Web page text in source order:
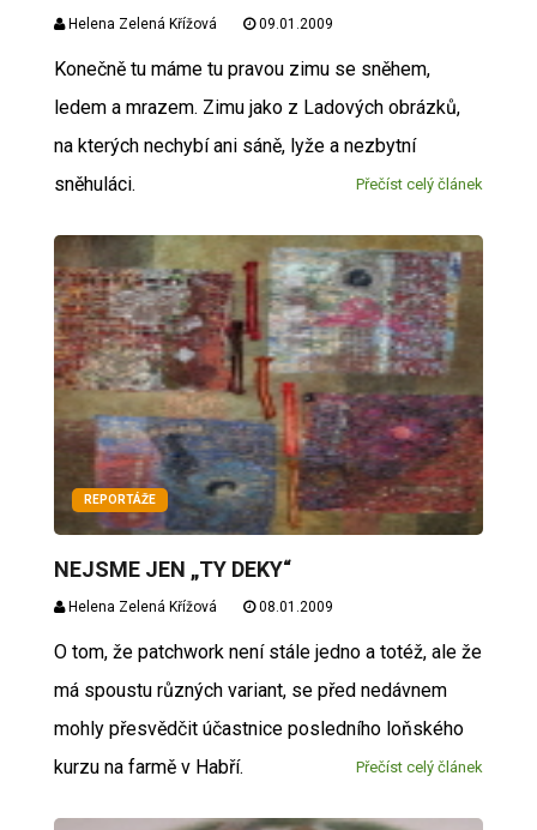
Helena Zelená Křížová 09.01.2009
Konečně tu máme tu pravou zimu se sněhem,
ledem a mrazem. Zimu jako z Ladových obrázků,
na kterých nechybí ani sáně, lyže a nezbytní
sněhuláci.
Přečíst celý článek
REPORTÁŽE
NEJSME JEN „TY DEKY“
Helena Zelená Křížová 08.01.2009
O tom, že patchwork není stále jedno a totéž, ale že
má spoustu různých variant, se před nedávnem
mohly přesvědčit účastnice posledního loňského
kurzu na farmě v Habří.
Přečíst celý článek